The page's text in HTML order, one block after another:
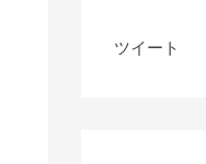
ツイート